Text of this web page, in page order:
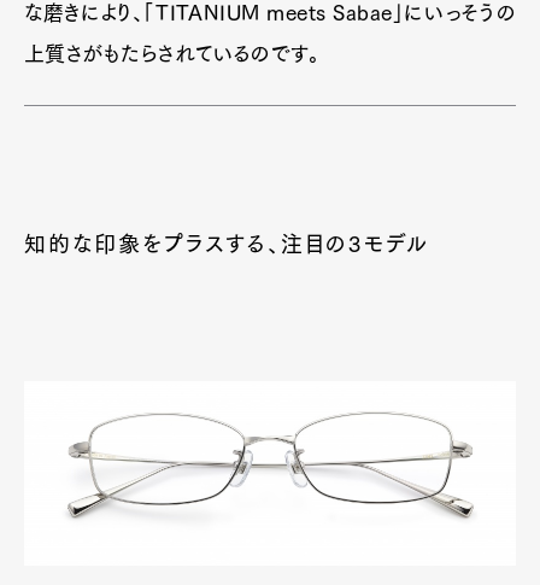
な磨きにより、「TITANIUM meets Sabae」にいっそうの
上質さがもたらされているのです。
知的な印象をプラスする、注目の3モデル